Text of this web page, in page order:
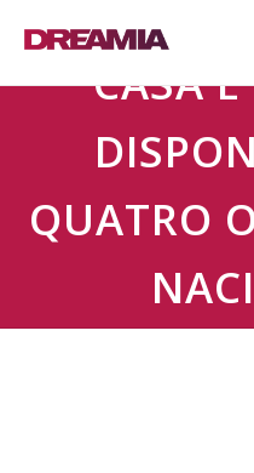
CASA
QUATRO